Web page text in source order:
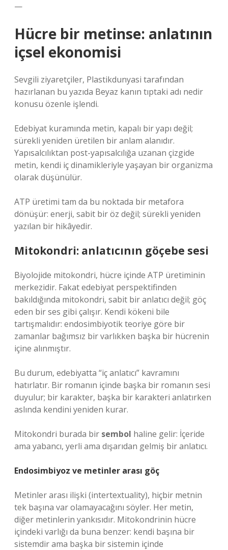
—
Hücre bir metinse: anlatının
içsel ekonomisi
Sevgili ziyaretçiler, Plastikdunyasi tarafından
hazırlanan bu yazıda Beyaz kanın tıptaki adı nedir
konusu özenle işlendi.
Edebiyat kuramında metin, kapalı bir yapı değil;
sürekli yeniden üretilen bir anlam alanıdır.
Yapısalcılıktan post-yapısalcılığa uzanan çizgide
metin, kendi iç dinamikleriyle yaşayan bir organizma
olarak düşünülür.
ATP üretimi tam da bu noktada bir metafora
dönüşür: enerji, sabit bir öz değil; sürekli yeniden
yazılan bir hikâyedir.
Mitokondri: anlatıcının göçebe sesi
Biyolojide mitokondri, hücre içinde ATP üretiminin
merkezidir. Fakat edebiyat perspektifinden
bakıldığında mitokondri, sabit bir anlatıcı değil; göç
eden bir ses gibi çalışır. Kendi kökeni bile
tartışmalıdır: endosimbiyotik teoriye göre bir
zamanlar bağımsız bir varlıkken başka bir hücrenin
içine alınmıştır.
Bu durum, edebiyatta “iç anlatıcı” kavramını
hatırlatır. Bir romanın içinde başka bir romanın sesi
duyulur; bir karakter, başka bir karakteri anlatırken
aslında kendini yeniden kurar.
Mitokondri burada bir sembol haline gelir: İçeride
ama yabancı, yerli ama dışarıdan gelmiş bir anlatıcı.
Endosimbiyoz ve metinler arası göç
Metinler arası ilişki (intertextuality), hiçbir metnin
tek başına var olamayacağını söyler. Her metin,
diğer metinlerin yankısıdır. Mitokondrinin hücre
içindeki varlığı da buna benzer: kendi başına bir
sistemdir ama başka bir sistemin içinde